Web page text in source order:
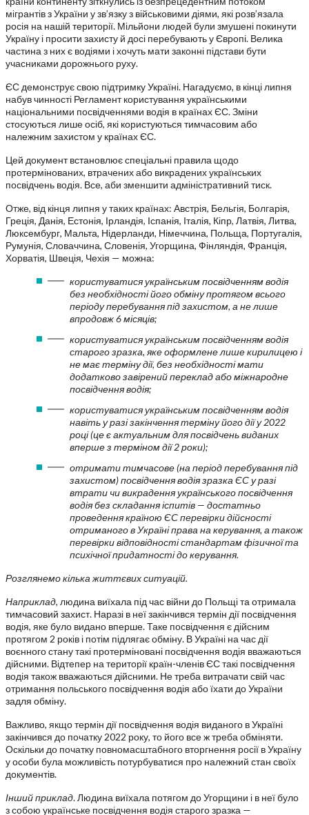
мігрантів з України у зв’язку з військовими діями, які розв’язала
росія на нашій території. Мільйони людей були змушені покинути
Україну і просити захисту й досі перебувають у Європі. Велика
частина з них є водіями і хочуть мати законні підстави бути
учасниками дорожнього руху.
ЄС демонструє свою підтримку Україні. Нагадуємо, в кінці липня
набув чинності Регламент користування українськими
національними посвідченнями водія в країнах ЄС. Зміни
стосуються лише осіб, які користуються тимчасовим або
належним захистом у країнах ЄС.
Цей документ встановлює спеціальні правила щодо
протермінованих, втрачених або викрадених українських
посвідчень водія. Все, аби зменшити адміністративний тиск.
Отже, від кінця липня у таких країнах: Австрія, Бельгія, Болгарія,
Греція, Данія, Естонія, Ірландія, Іспанія, Італія, Кіпр, Латвія, Литва,
Люксембург, Мальта, Нідерланди, Німеччина, Польща, Португалія,
Румунія, Словаччина, Словенія, Угорщина, Фінляндія, Франція,
Хорватія, Швеція, Чехія — можна:
користуватися українським посвідченням водія
без необхідності його обміну протягом всього
періоду перебування під захистом, а не лише
впродовж 6 місяців;
користуватися українським посвідченням водія
старого зразка, яке оформлене лише кирилицею і
не має терміну дії, без необхідності мати
додатково завірений переклад або міжнародне
посвідчення водія;
користуватися українським посвідченням водія
навіть у разі закінчення терміну його дії у 2022
році (це є актуальним для посвідчень виданих
вперше з терміном дії 2 роки);
отримати тимчасове (на період перебування під
захистом) посвідчення водія зразка ЄС у разі
втрати чи викрадення українського посвідчення
водія без складання іспитів — достатньо
проведення країною ЄС перевірки дійсності
отриманого в Україні права на керування, а також
перевірки відповідності стандартам фізичної та
психічної придатності до керування.
Розглянемо кілька життєвих ситуацій.
Наприклад, людина виїхала під час війни до Польщі та отримала
тимчасовий захист. Наразі в неї закінчився термін дії посвідчення
водія, яке було видано вперше. Таке посвідчення є дійсним
протягом 2 років і потім підлягає обміну. В Україні на час дії
воєнного стану такі протерміновані посвідчення водія вважаються
дійсними. Відтепер на території країн-членів ЄС такі посвідчення
водія також вважаються дійсними. Не треба витрачати свій час
отримання польського посвідчення водія або їхати до України
задля обміну.
Важливо, якщо термін дії посвідчення водія виданого в Україні
закінчився до початку 2022 року, то його все ж треба обміняти.
Оскільки до початку повномасштабного вторгнення росії в Україну
у особи була можливість потурбуватися про належний стан своїх
документів.
Інший приклад. Людина виїхала потягом до Угорщини і в неї було
з собою українське посвідчення водія старого зразка —